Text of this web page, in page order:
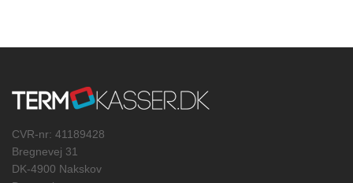
CVR-nr: 41189428
Bregnevej 31
DK-4900 Nakskov